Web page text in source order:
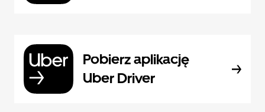
Pobierz aplikację
Uber Driver